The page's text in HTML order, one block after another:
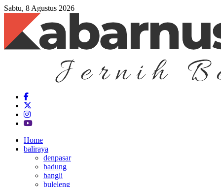
Sabtu, 8 Agustus 2026
Home
baliraya
denpasar
badung
bangli
buleleng